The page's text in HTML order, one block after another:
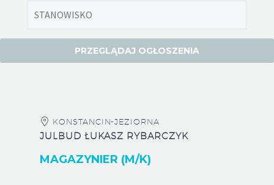
KONSTANCIN-JEZIORNA
JULBUD ŁUKASZ RYBARCZYK
MAGAZYNIER (M/K)